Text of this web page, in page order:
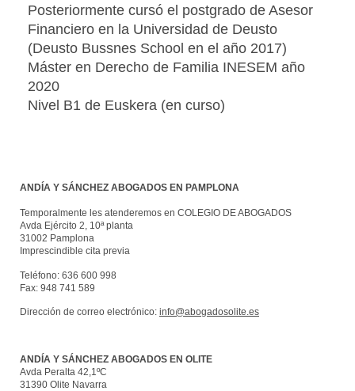
Posteriormente cursó el postgrado de Asesor
Financiero en la Universidad de Deusto
(Deusto Bussnes School en el año 2017)
Máster en Derecho de Familia INESEM año
2020
Nivel B1 de Euskera (en curso)
ANDÍA Y SÁNCHEZ ABOGADOS EN PAMPLONA
Temporalmente les atenderemos en COLEGIO DE ABOGADOS
Avda Ejército 2, 10ª planta
31002 Pamplona
Imprescindible cita previa
Teléfono: 636 600 998
Fax: 948 741 589
Dirección de correo electrónico: info@abogadosolite.es
ANDÍA Y SÁNCHEZ ABOGADOS EN OLITE
Avda Peralta 42,1ºC
31390 Olite Navarra